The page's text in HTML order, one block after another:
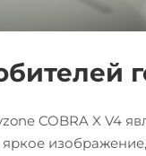
COBRA X V4